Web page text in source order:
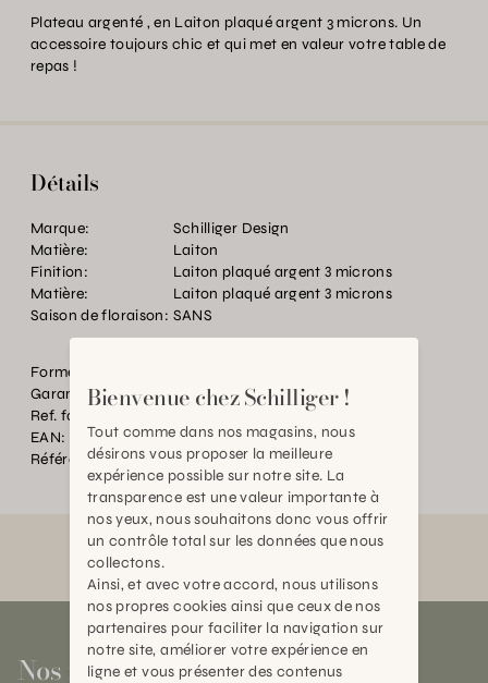
Plateau argenté , en Laiton plaqué argent 3 microns. Un
accessoire toujours chic et qui met en valeur votre table de
repas !
Détails
Marque:
Schilliger Design
Matière:
Laiton
Finition:
Laiton plaqué argent 3 microns
Matière:
Laiton plaqué argent 3 microns
Saison de floraison: SANS
Forme:
Garantie:
2 ans
Ref. fournisseur:
EAN:
2000000092653
Référence:
BT.055479.0000.0000.0186
Nos magasins
Bienvenue chez Schilliger !
Tout comme dans nos magasins, nous
désirons vous proposer la meilleure
expérience possible sur notre site. La
transparence est une valeur importante à
nos yeux, nous souhaitons donc vous offrir
un contrôle total sur les données que nous
collectons.
Ainsi, et avec votre accord, nous utilisons
nos propres cookies ainsi que ceux de nos
partenaires pour faciliter la navigation sur
notre site, améliorer votre expérience en
ligne et vous présenter des contenus